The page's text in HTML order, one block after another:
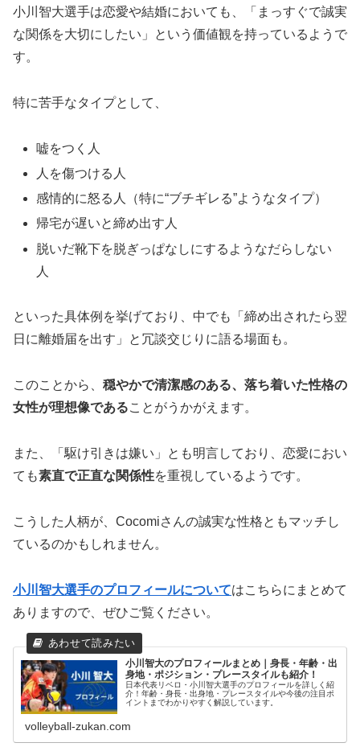
小川智大選手は恋愛や結婚においても、「まっすぐで誠実
な関係を大切にしたい」という価値観を持っているようで
す。
特に苦手なタイプとして、
嘘をつく人
人を傷つける人
感情的に怒る人（特に“ブチギレる”ようなタイプ）
帰宅が遅いと締め出す人
脱いだ靴下を脱ぎっぱなしにするようなだらしない
人
といった具体例を挙げており、中でも「締め出されたら翌
日に離婚届を出す」と冗談交じりに語る場面も。
このことから、 穏やかで清潔感のある、落ち着いた性格の
女性が理想像であることがうかがえます。
また、「駆け引きは嫌い」とも明言しており、恋愛におい
ても素直で正直な関係性を重視しているようです。
こうした人柄が、Cocomiさんの誠実な性格ともマッチし
ているのかもしれません。
小川智大選手のプロフィールについてはこちらにまとめて
ありますので、ぜひご覧ください。
小川智大のプロフィールまとめ｜身長・年齢・出
身地・ポジション・プレースタイルも紹介！
日本代表リベロ・小川智大選手のプロフィールを詳しく紹
介！年齢・身長・出身地・プレースタイルや今後の注目ポ
イントまでわかりやすく解説しています。
volleyball-zukan.com